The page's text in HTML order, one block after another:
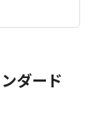
ダード